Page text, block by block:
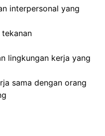
interpersonal yang
lingkungan kerja yang
sama dengan orang